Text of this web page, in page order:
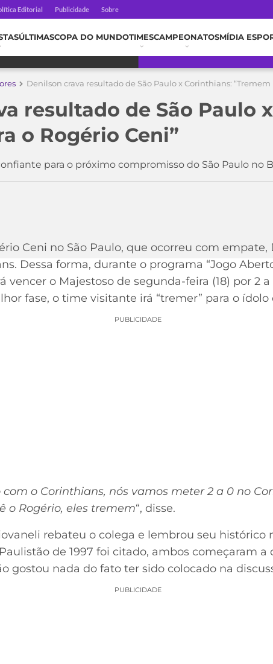
Editorial Publicidade Sobre
ÚLTIMASCOPA DO MUNDOTIMESCAMPEONATOSMÍDIA
Denilson crava resultado de São Paulo x Corinthians: “Tremem
resultado de São Paulo
o Rogério Ceni”
para o próximo compromisso do São Paulo no
Ceni no São Paulo, que ocorreu com
Dessa forma, durante o programa “Jogo
vencer o Majestoso de segunda-feira (18) por 2
fase, o time visitante irá “tremer” para o
PUBLICIDADE
com o Corinthians, nós vamos meter 2 a 0 no
o Rogério, eles tremem“, disse.
rebateu o colega e lembrou seu histórico
de 1997 foi citado, ambos começaram a
gostou nada do fato ter sido colocado na
PUBLICIDADE